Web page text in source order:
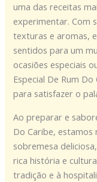
uma das receitas
experimentar. Com
texturas e aromas,
sentidos para um
ocasiões especiais
Especial De Rum
para satisfazer o
Ao preparar e
Do Caribe, estamos
sobremesa
rica história e
tradição e à